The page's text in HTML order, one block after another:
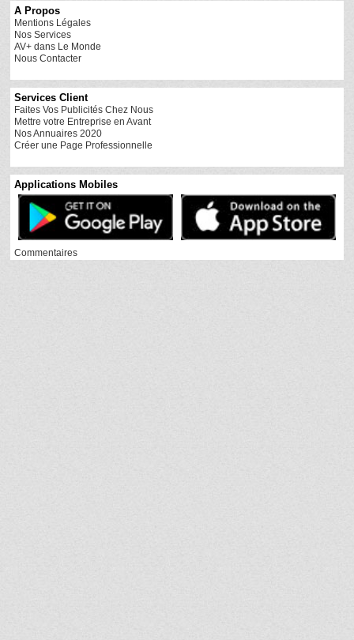
A Propos
Mentions Légales
Nos Services
AV+ dans Le Monde
Nous Contacter
Services Client
Faites Vos Publicités Chez Nous
Mettre votre Entreprise en Avant
Nos Annuaires 2020
Créer une Page Professionnelle
Applications Mobiles
Commentaires